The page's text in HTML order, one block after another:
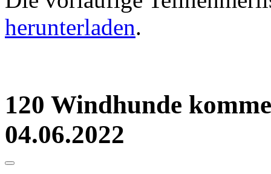
herunterladen.
120 Windhunde
04.06.2022